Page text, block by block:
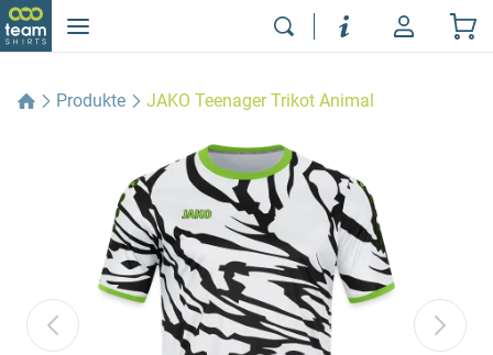
Produkte JAKO Teenager Trikot Animal